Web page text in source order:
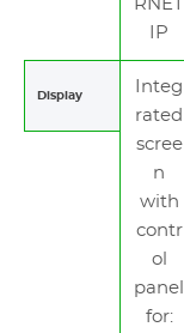
RNET
IP
Display
Integ
rated
scree
n
with
contr
ol
panel
for: